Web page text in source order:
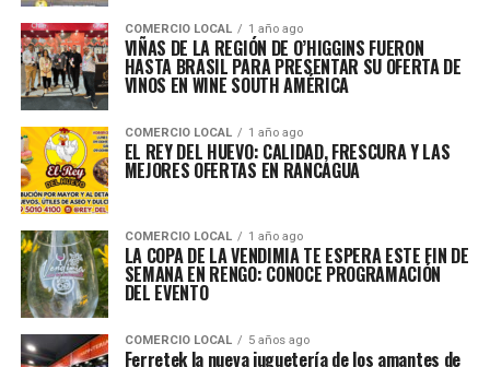
COMERCIO LOCAL 1 año ago
VIÑAS DE LA REGIÓN DE O’HIGGINS FUERON
HASTA BRASIL PARA PRESENTAR SU OFERTA DE
VINOS EN WINE SOUTH AMÉRICA
COMERCIO LOCAL 1 año ago
EL REY DEL HUEVO: CALIDAD, FRESCURA Y LAS
MEJORES OFERTAS EN RANCAGUA
COMERCIO LOCAL 1 año ago
LA COPA DE LA VENDIMIA TE ESPERA ESTE FIN DE
SEMANA EN RENGO: CONOCE PROGRAMACIÓN
DEL EVENTO
COMERCIO LOCAL 5 años ago
Ferretek la nueva juguetería de los amantes de